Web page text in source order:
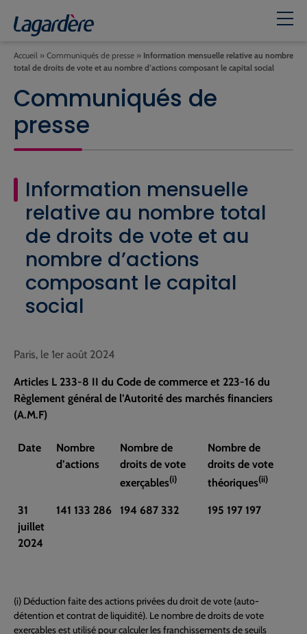
Accueil » Communiqués de presse » Information mensuelle relative au nombre
total de droits de vote et au nombre d’actions composant le capital social
Communiqués de
presse
Information mensuelle
relative au nombre total
de droits de vote et au
nombre d’actions
composant le capital
social
Paris, le 1er août 2024
Articles L 233-8 II du Code de commerce et 223-16 du
Règlement général de l’Autorité des marchés financiers
(A.M.F)
Date
Nombre
d’actions
Nombre de
droits de vote
exerçables(i)
Nombre de
droits de vote
théoriques(ii)
31
juillet
2024
141 133 286 194 687 332 195 197 197
(i) Déduction faite des actions privées du droit de vote (auto-
détention et contrat de liquidité). Le nombre de droits de vote
exerçables est utilisé pour calculer les franchissements de seuils